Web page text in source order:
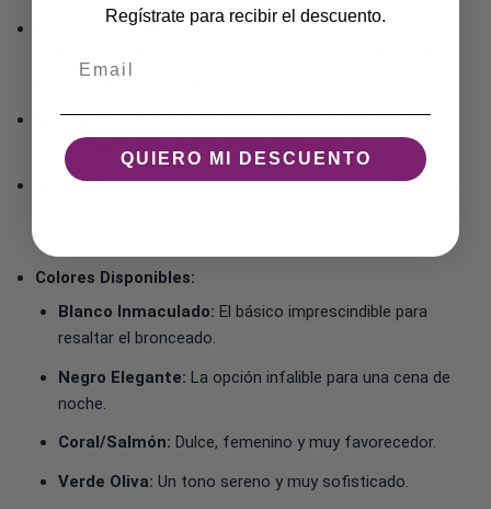
Escote Versátil:Gracias a su elástico de alta calidad,
favorezca sin que se mueva.
Mangas con Estilo:El corte abullonado es tendencia
absoluta y aporta un aire sofisticado y actual.
Tejido Fluido:Un material con un tacto sedoso que eleva
hasta un pantalón de vestir.
Colores Disponibles:
Blanco Inmaculado: El básico imprescindible para
resaltar el bronceado.
Negro Elegante: La opción infalible para una cena de
noche.
Coral/Salmón: Dulce, femenino y muy favorecedor.
Verde Oliva: Un tono sereno y muy sofisticado.
Regístrate para recibir el descuento.
QUIERO MI DESCUENTO